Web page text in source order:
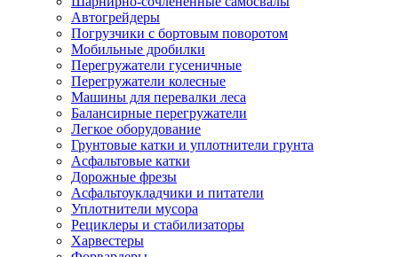
Автогрейдеры
Погрузчики с бортовым поворотом
Мобильные дробилки
Перегружатели гусеничные
Перегружатели колесные
Машины для перевалки леса
Балансирные перегружатели
Легкое оборудование
Грунтовые катки и уплотнители грунта
Асфальтовые катки
Дорожные фрезы
Асфальтоукладчики и питатели
Уплотнители мусора
Рециклеры и стабилизаторы
Харвестеры